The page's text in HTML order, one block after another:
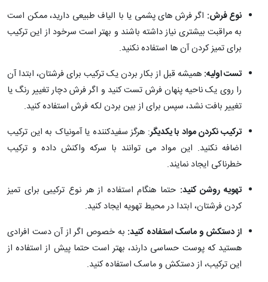
نوع فرش: اگر فرش های پشمی یا با الیاف طبیعی دارید، ممکن است
به مراقبت بیشتری نیاز داشته باشند و بهتر است سرخود از این ترکیب
برای تمیز کردن آن ها استفاده نکنید.
تست اولیه: همیشه قبل از بکار بردن یک ترکیب برای فرشتان، ابتدا آن
را روی یک ناحیه پنهان فرش تست کنید و اگر فرش دچار تغییر رنگ یا
تغییر بافت نشد، سپس برای از بین بردن لکه فرش استفاده کنید.
ترکیب نکردن مواد با یکدیگر: هرگز سفیدکننده یا آمونیاک به این ترکیب
اضافه نکنید. این مواد می توانند با سرکه واکنش داده و ترکیب
خطرناکی ایجاد نمایند.
تهویه روشن کنید: حتما هنگام استفاده از هر نوع ترکیبی برای تمیز
کردن فرشتان، ابتدا در محیط تهویه ایجاد کنید.
از دستکش و ماسک استفاده کنید: به خصوص اگر از آن دست افرادی
هستید که پوست حساسی دارند، بهتر است حتما پیش از استفاده از
این ترکیب، از دستکش و ماسک استفاده کنید.